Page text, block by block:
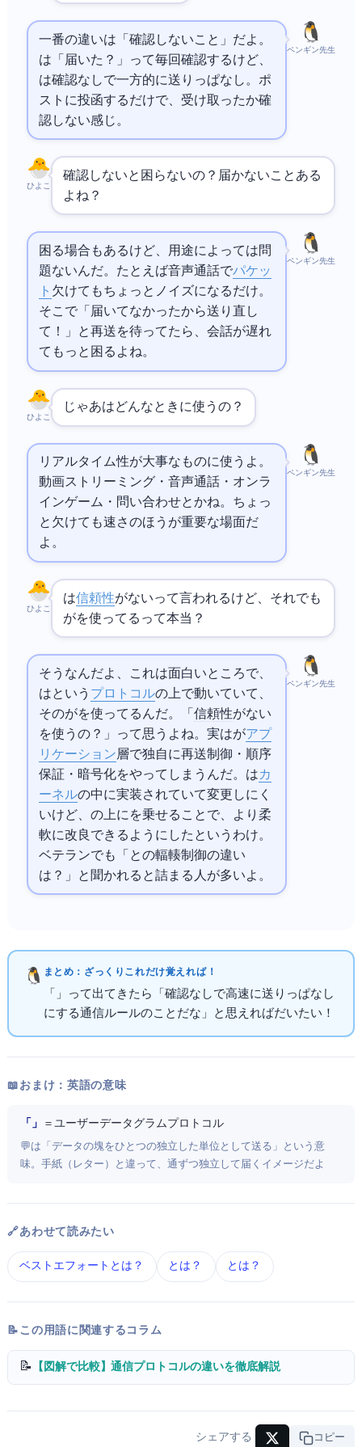
ペンギン先生
一番の違いは「確認しないこと」だよ。
は「届いた？」って毎回確認するけど、UDP
は確認なしで一方的に送りっぱなし。ポ
ストに投函するだけで、受け取ったか確
認しない感じ。
ひよこ
確認しないと困らないの？届かないことある
よね？
ペンギン先生
困る場合もあるけど、用途によっては問
題ないんだ。たとえば音声通話で1パケッ
ト 欠けてもちょっとノイズになるだけ。
そこで「届いてなかったから送り直し
て！」と再送を待ってたら、会話が遅れ
てもっと困るよね。
ひよこ
じゃあUDPはどんなときに使うの？
ペンギン先生
リアルタイム性が大事なものに使うよ。
動画ストリーミング・音声通話・オンラ
インゲーム・ 問い合わせとかね。ちょっ
と欠けても速さのほうが重要な場面だ
よ。
ひよこ
UDPは信頼性がないって言われるけど、それでも
がUDPを使ってるって本当？
ペンギン先生
そうなんだよ、これは面白いところで、
はという プロトコルの上で動いていて、
そのがUDPを使ってるんだ。「 信頼性がないUDP
を使うの？」って思うよね。実はがアプ
リケーション層で独自に再送制御・順序
保証・暗号化をやってしまうんだ。 はOSカ
ーネルの中に実装されていて変更しにく
いけど、UDPの上にを乗せることで、より柔
軟に改良できるようにしたというわけ。
ベテランでも「 との輻輳制御の違い
は？」と聞かれると詰まる人が多いよ。
まとめ：ざっくりこれだけ覚えればOK！
「UDP」って出てきたら「確認なしで高速に送りっぱなし
にする通信ルールのことだな」と思えればだいたいOK！
📖 おまけ：英語の意味
「User Datagram Protocol」 ＝ ユーザーデータグラムプロトコル
💬 Datagramは「データの塊をひとつの独立した単位として送る」という意
味。手紙（レター）と違って、1通ずつ独立して届くイメージだよ
🔗 あわせて読みたい
ベストエフォート とは？ TCP とは？ TCP/IP とは？
📝 この用語に関連するコラム
📝 【図解で比較】TCP vs UDP — 通信プロトコルの違いを徹底解説
シェアする URLコピー